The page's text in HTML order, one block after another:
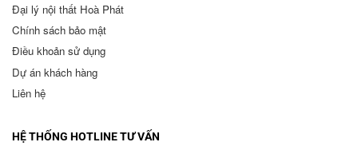
Đại lý nội thất Hoà Phát
Chính sách bảo mật
Điều khoản sử dụng
Dự án khách hàng
Liên hệ
HỆ THỐNG HOTLINE TƯ VẤN